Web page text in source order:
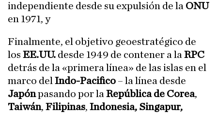
independiente desde su expulsión de la ONU
en 1971, y
Finalmente, el objetivo geoestratégico de
los EE.UU. desde 1949 de contener a la RPC
detrás de la «primera línea» de las islas en el
marco del Indo-Pacifico – la línea desde
Japónpasando por la República de Corea,
Taiwán, Filipinas, Indonesia, Singapur,